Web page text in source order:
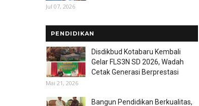
Jul 07, 2026
PENDIDIKAN
Disdikbud Kotabaru Kembali
Gelar FLS3N SD 2026, Wadah
Cetak Generasi Berprestasi
Mai 21, 2026
Bangun Pendidikan Berkualitas,